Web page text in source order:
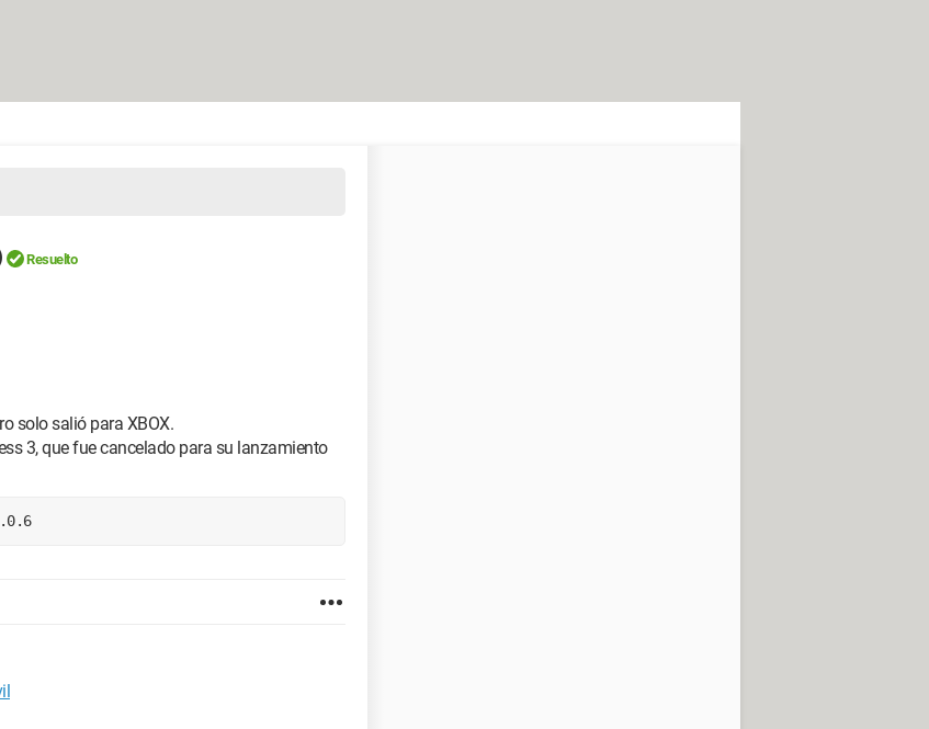
Resuelto
solo salió para XBOX.
3, que fue cancelado para su lanzamiento